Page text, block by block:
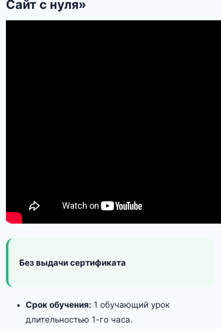
Сайт с нуля»
Без выдачи сертификата
Срок обучения: 1 обучающий урок
длительностью 1-го часа.